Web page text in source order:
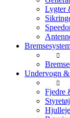
Lygter
Undervogn
Fjedre
Hjulleje